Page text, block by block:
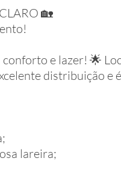
🏡
e lazer! 🌟
distribuição e
lareira;